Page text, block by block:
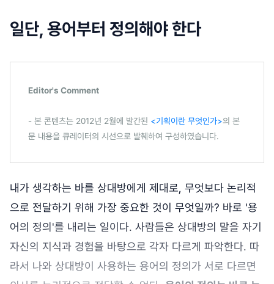
일단, 용어부터 정의해야 한다
Editor's Comment
- 본 콘텐츠는 2012년 2월에 발간된 <기획이란 무엇인가>의 본
문 내용을 큐레이터의 시선으로 발췌하여 구성하였습니다.
내가 생각하는 바를 상대방에게 제대로, 무엇보다 논리적
으로 전달하기 위해 가장 중요한 것이 무엇일까? 바로 '용
어의 정의'를 내리는 일이다. 사람들은 상대방의 말을 자기
자신의 지식과 경험을 바탕으로 각자 다르게 파악한다. 따
라서 나와 상대방이 사용하는 용어의 정의가 서로 다르면